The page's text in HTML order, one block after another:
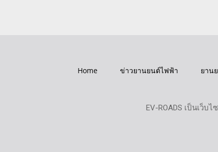
Home ข่าวยานยนต์ไฟฟ้า ยาน
EV-ROADS เป็นเว็